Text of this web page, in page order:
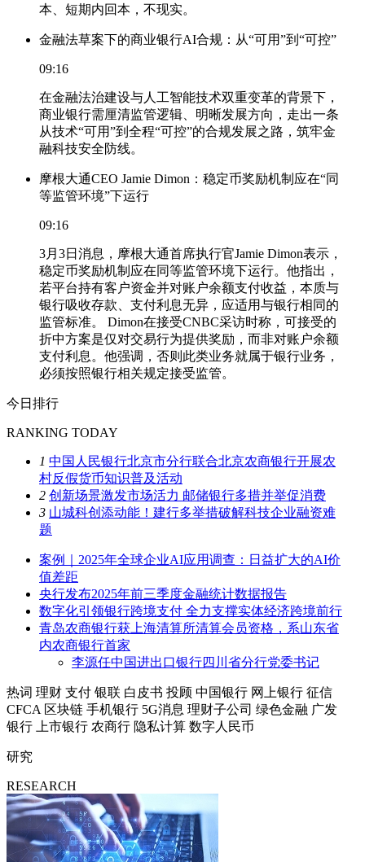
本、短期内回本，不现实。
金融法草案下的商业银行AI合规：从“可用”到“可控”
09:16
在金融法治建设与人工智能技术双重变革的背景下，
商业银行需厘清监管逻辑、明晰发展方向，走出一条
从技术“可用”到全程“可控”的合规发展之路，筑牢金
融科技安全防线。
摩根大通CEO Jamie Dimon：稳定币奖励机制应在“同
等监管环境”下运行
09:16
3月3日消息，摩根大通首席执行官Jamie Dimon表示，
稳定币奖励机制应在同等监管环境下运行。他指出，
若平台持有客户资金并对账户余额支付收益，本质与
银行吸收存款、支付利息无异，应适用与银行相同的
监管标准。 Dimon在接受CNBC采访时称，可接受的
折中方案是仅对交易行为提供奖励，而非对账户余额
支付利息。他强调，否则此类业务就属于银行业务，
必须按照银行相关规定接受监管。
今日排行
RANKING TODAY
1 中国人民银行北京市分行联合北京农商银行开展农
村反假货币知识普及活动
2 创新场景激发市场活力 邮储银行多措并举促消费
3 山城科创添动能！建行多举措破解科技企业融资难
题
案例｜2025年全球企业AI应用调查：日益扩大的AI价
值差距
央行发布2025年前三季度金融统计数据报告
数字化引领银行跨境支付 全力支撑实体经济跨境前行
青岛农商银行获上海清算所清算会员资格，系山东省
内农商银行首家
李源任中国进出口银行四川省分行党委书记
热词 理财 支付 银联 白皮书 投顾 中国银行 网上银行 征信
CFCA 区块链 手机银行 5G消息 理财子公司 绿色金融 广发
银行
上市银行 农商行 隐私计算 数字人民币
研究
RESEARCH